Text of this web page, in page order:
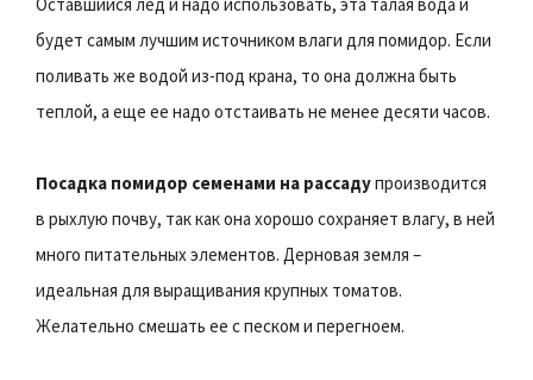
будет самым лучшим источником влаги для помидор. Если
поливать же водой из-под крана, то она должна быть
теплой, а еще ее надо отстаивать не менее десяти часов.
Посадка помидор семенами на рассадупроизводится
в рыхлую почву, так как она хорошо сохраняет влагу, в ней
много питательных элементов. Дерновая земля –
идеальная для выращивания крупных томатов.
Желательно смешать ее с песком и перегноем.